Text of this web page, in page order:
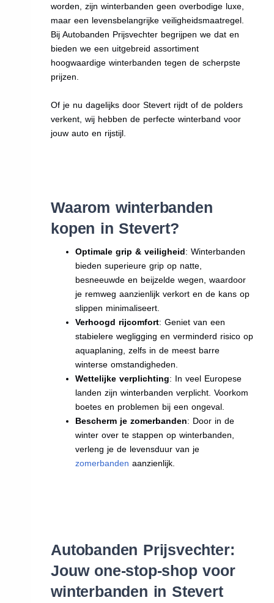
worden, zijn winterbanden geen overbodige luxe,
maar een levensbelangrijke veiligheidsmaatregel.
Bij Autobanden Prijsvechter begrijpen we dat en
bieden we een uitgebreid assortiment
hoogwaardige winterbanden tegen de scherpste
prijzen.
Of je nu dagelijks door Stevert rijdt of de polders
verkent, wij hebben de perfecte winterband voor
jouw auto en rijstijl.
Waarom winterbanden
kopen in Stevert?
Optimale grip & veiligheid: Winterbanden
bieden superieure grip op natte,
besneeuwde en beijzelde wegen, waardoor
je remweg aanzienlijk verkort en de kans op
slippen minimaliseert.
Verhoogd rijcomfort: Geniet van een
stabielere wegligging en verminderd risico op
aquaplaning, zelfs in de meest barre
winterse omstandigheden.
Wettelijke verplichting: In veel Europese
landen zijn winterbanden verplicht. Voorkom
boetes en problemen bij een ongeval.
Bescherm je zomerbanden: Door in de
winter over te stappen op winterbanden,
verleng je de levensduur van je
zomerbanden aanzienlijk.
Autobanden Prijsvechter:
Jouw one-stop-shop voor
winterbanden in Stevert